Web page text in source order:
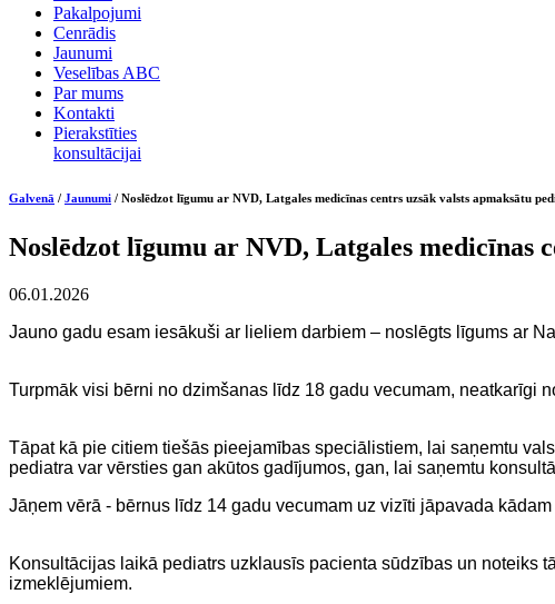
Pakalpojumi
Cenrādis
Jaunumi
Veselības ABC
Par mums
Kontakti
Pierakstīties
konsultācijai
Galvenā / Jaunumi / Noslēdzot līgumu ar NVD, Latgales medicīnas centrs uzsāk valsts apmaksātu
Noslēdzot līgumu ar NVD, Latgales medicīnas
06.01.2026
Jauno gadu esam iesākuši ar lieliem darbiem – noslēgts līgums ar
Turpmāk visi bērni no dzimšanas līdz 18 gadu vecumam, neatkarīgi
Tāpat kā pie citiem tiešās pieejamības speciālistiem, lai saņemtu
pediatra var vērsties gan akūtos gadījumos, gan, lai saņemtu
Jāņem vērā - bērnus līdz 14 gadu vecumam uz vizīti jāpavada
Konsultācijas laikā pediatrs uzklausīs pacienta sūdzības un noteiks
izmeklējumiem.